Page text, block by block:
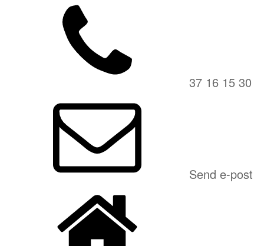
37 16 15 30
Send e-post